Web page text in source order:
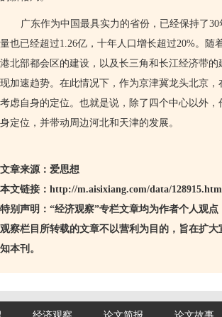
广东作为中国最具实力的省份，已经保持了30
量也已经超过1.26亿，十年人口增长超过20%。随
港北部都会区的建设，以及长三角和长江经济带
现加速趋势。在此情况下，作为京津冀龙头北京
考虑自身的定位。也就是说，除了四个中心以外
身定位，并带动周边河北和天津的发展。
文章来源：爱思想
本文链接： http://m.aisixiang.com/data/
特别声明： “经济观察”专栏文章均为作者个人观
观察栏目所转载的文章不以营利为目的，旨在扩
知本刊。